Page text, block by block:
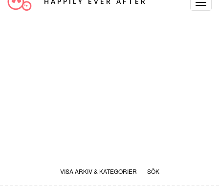
Toggle
VISA ARKIV & KATEGORIER | SÖK